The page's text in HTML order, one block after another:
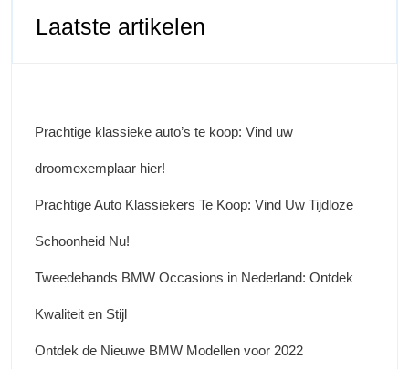
Laatste artikelen
Prachtige klassieke auto’s te koop: Vind uw
droomexemplaar hier!
Prachtige Auto Klassiekers Te Koop: Vind Uw Tijdloze
Schoonheid Nu!
Tweedehands BMW Occasions in Nederland: Ontdek
Kwaliteit en Stijl
Ontdek de Nieuwe BMW Modellen voor 2022